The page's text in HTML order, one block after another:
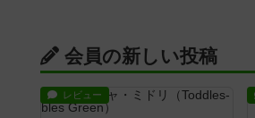
会員の新しい投稿
レビュー